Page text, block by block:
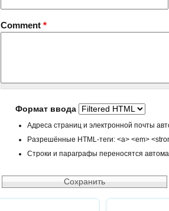
Comment *
Формат ввода
Адреса страниц и электронной почты
Разрешённые HTML-теги: <a> <em>
Строки и параграфы переносятся